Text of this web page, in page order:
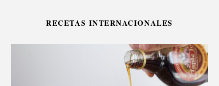
RECETAS INTERNACIONALES